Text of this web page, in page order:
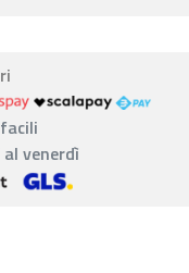
venerdì